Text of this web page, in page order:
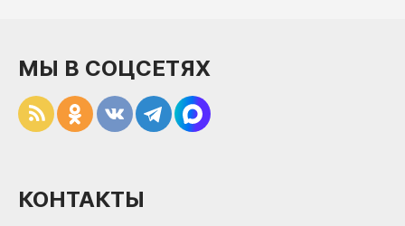
МЫ В СОЦСЕТЯХ
КОНТАКТЫ